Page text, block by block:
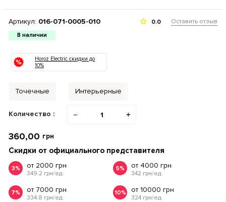
Артикул: 016-071-0005-010
В наличии
0.0 Оставить отзыв
Horoz Electric скидки до
10%
Точечные Интерьерные
Количество : − +
360,00 грн
Скидки от официального представителя
3% от 2000 грн
349.2 грн/ед.
5% от 4000 грн
342 грн/ед.
7% от 7000 грн
334.8 грн/ед.
10% от 10000 грн
324 грн/ед.